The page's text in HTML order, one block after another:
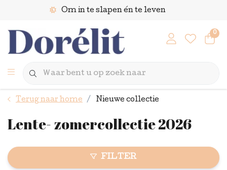
Om in te slapen én te leven
0
Terug naar home Nieuwe collectie
Lente- zomercollectie 2026
FILTER